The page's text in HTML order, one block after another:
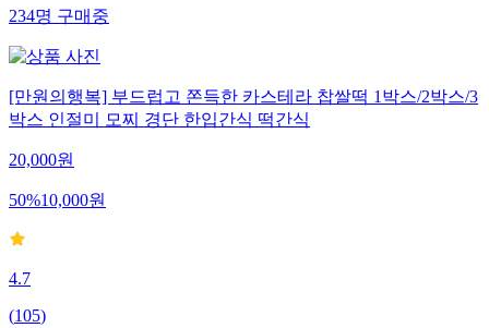
234명구매중
[만원의행복] 부드럽고 쫀득한 카스테라 찹쌀떡 1박스/2박스/3
박스 인절미 모찌 경단 한입간식 떡간식
20,000원
50%10,000원
4.7
(105)